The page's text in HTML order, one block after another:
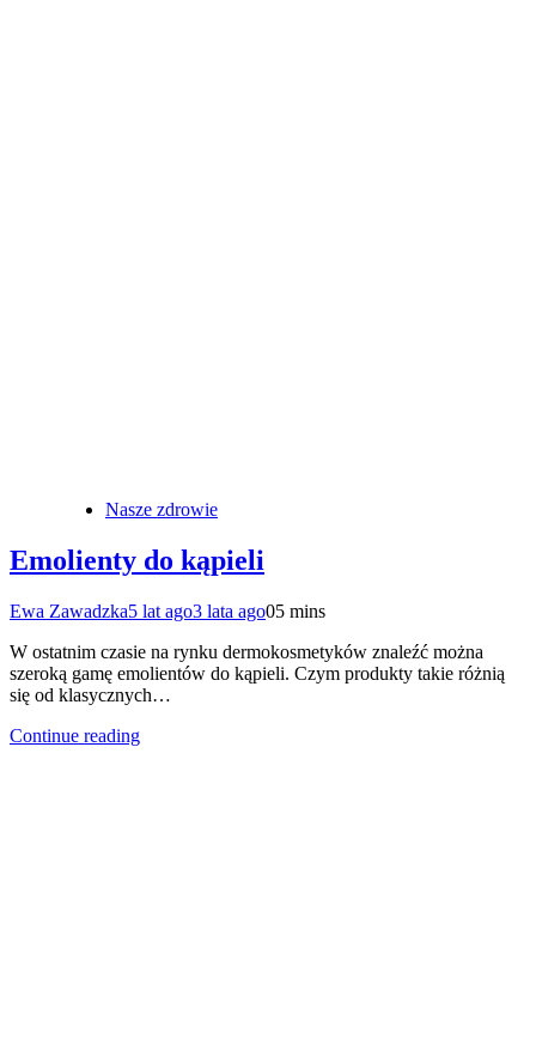
Nasze zdrowie
Emolienty do kąpieli
Ewa Zawadzka5 lat ago3 lata ago05 mins
W ostatnim czasie na rynku dermokosmetyków znaleźć można
szeroką gamę emolientów do kąpieli. Czym produkty takie różnią
się od klasycznych…
Continue reading